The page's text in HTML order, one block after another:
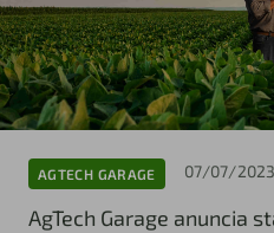
AGTECH GARAGE 07/07/2023
AgTech Garage anuncia